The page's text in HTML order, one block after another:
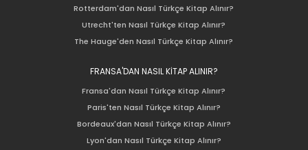
Rotterdam'dan Nasıl Türkçe Kitap Alınır?
Utrecht'ten Nasıl Türkçe Kitap Alınır?
The Hauge'den Nasıl Türkçe Kitap Alınır?
FRANSA'DAN NASIL KİTAP ALINIR?
Fransa'dan Nasıl Türkçe Kitap Alınır?
Paris'ten Nasıl Türkçe Kitap Alınır?
Bordeaux'dan Nasıl Türkçe Kitap Alınır?
Lyon'dan Nasıl Türkçe Kitap Alınır?